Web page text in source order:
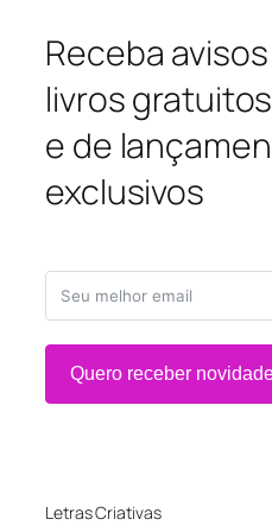
Receba
livros gratuitos
e de
exclusivos
Quero receber
Letras Criativas